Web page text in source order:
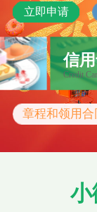
立即申请
信
Credit
章程和领用合
小